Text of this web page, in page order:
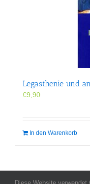
Legasthenie und
€9,90
In den Warenkorb